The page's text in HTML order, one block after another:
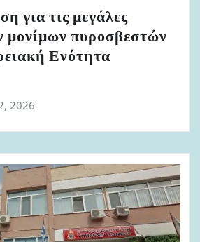
τις μεγάλες
μονίμων πυροσβεστών
Ενότητα
2026